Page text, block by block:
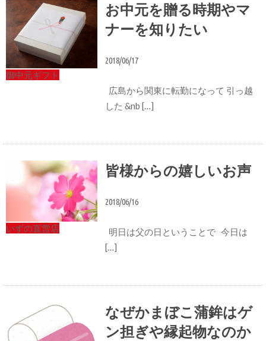
御中元ギフト
お中元を贈る時期やマ
ナーを知りたい
2018/06/17
広島から関東に転勤になって 引っ越
した &nb […]
いずの直営店
皆様からの嬉しいお声
2018/06/16
明日は父の日ということで 今日は
[…]
なぜかまぼこ蒲鉾はゲ
ン担ぎや縁起物なのか